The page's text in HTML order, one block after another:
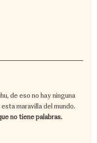
de eso no hay ninguna
maravilla del mundo.
no tiene palabras.